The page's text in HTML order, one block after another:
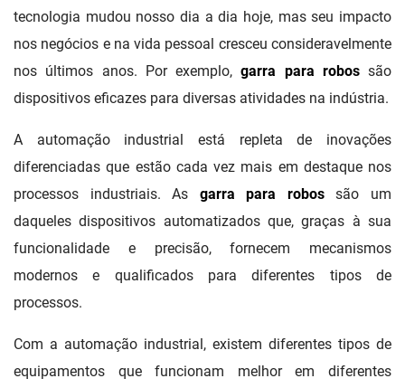
tecnologia mudou nosso dia a dia hoje, mas seu impacto
nos negócios e na vida pessoal cresceu consideravelmente
nos últimos anos. Por exemplo,garra para robossão
dispositivos eficazes para diversas atividades na indústria.
A automação industrial está repleta de inovações
diferenciadas que estão cada vez mais em destaque nos
processos industriais. As garra para robossão um
daqueles dispositivos automatizados que, graças à sua
funcionalidade e precisão, fornecem mecanismos
modernos e qualificados para diferentes tipos de
processos.
Com a automação industrial, existem diferentes tipos de
equipamentos que funcionam melhor em diferentes